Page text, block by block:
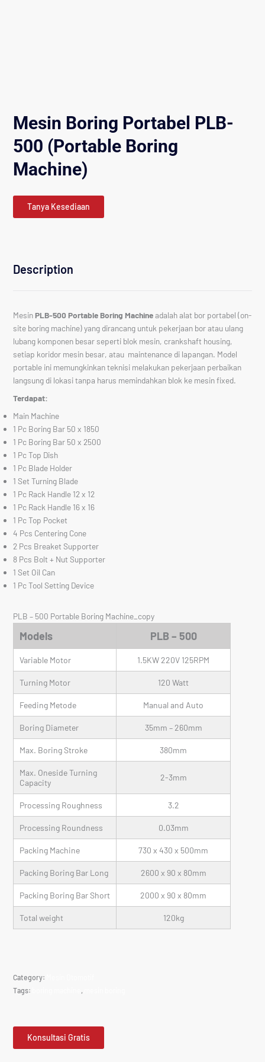
Mesin Boring Portabel PLB-
500 (Portable Boring
Machine)
Tanya Kesediaan
Description
MesinPLB-500 Portable Boring Machineadalah alat bor portabel (on-
site boring machine) yang dirancang untuk pekerjaan bor atau ulang
lubang komponen besar seperti blok mesin, crankshaft housing,
setiap koridor mesin besar, atau maintenance di lapangan. Model
portable ini memungkinkan teknisi melakukan pekerjaan perbaikan
langsung di lokasi tanpa harus memindahkan blok ke mesin fixed.
Terdapat:
Main Machine
1 Pc Boring Bar 50 x 1850
1 Pc Boring Bar 50 x 2500
1 Pc Top Dish
1 Pc Blade Holder
1 Set Turning Blade
1 Pc Rack Handle 12 x 12
1 Pc Rack Handle 16 x 16
1 Pc Top Pocket
4 Pcs Centering Cone
2 Pcs Breaket Supporter
8 Pcs Bolt + Nut Supporter
1 Set Oil Can
1 Pc Tool Setting Device
PLB – 500 Portable Boring Machine_copy
Models PLB – 500
Variable Motor 1.5KW 220V 125RPM
Turning Motor 120 Watt
Feeding Metode Manual and Auto
Boring Diameter 35mm – 260mm
Max. Boring Stroke 380mm
Max. Oneside Turning
Capacity
2-3mm
Processing Roughness 3.2
Processing Roundness 0.03mm
Packing Machine 730 x 430 x 500mm
Packing Boring Bar Long 2600 x 90 x 80mm
Packing Boring Bar Short 2000 x 90 x 80mm
Total weight 120kg
Category:
Tags:
Konsultasi Gratis